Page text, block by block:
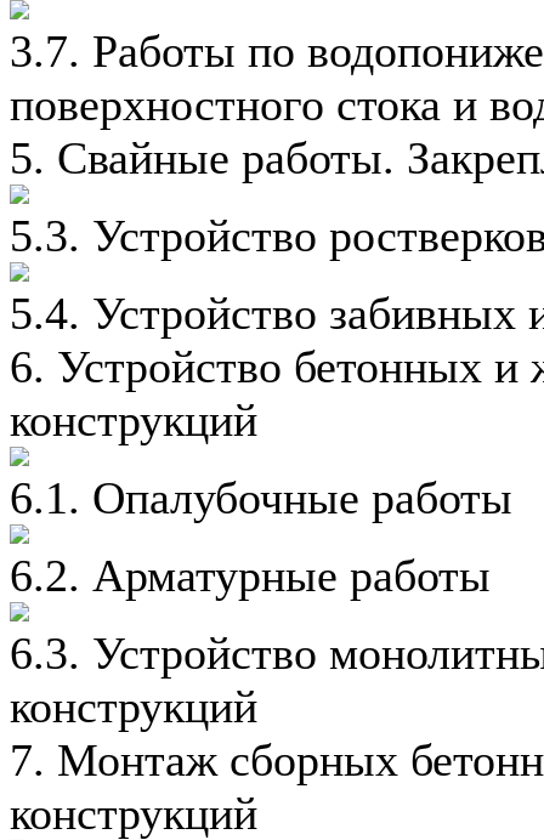
3.7. Работы по
поверхностного стока и
5. Свайные работы.
5.3. Устройство
5.4. Устройство забивных
6. Устройство бетонных
конструкций
6.1. Опалубочные работы
6.2. Арматурные работы
6.3. Устройство
конструкций
7. Монтаж сборных
конструкций